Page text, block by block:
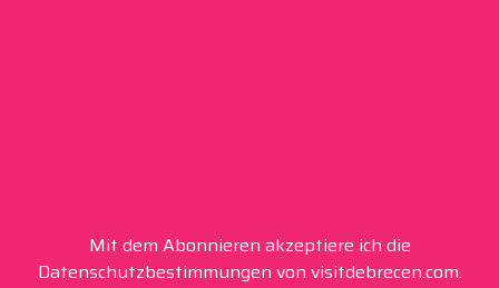
Mit dem Abonnieren akzeptiere ich die
Datenschutzbestimmungen von visitdebrecen.com.